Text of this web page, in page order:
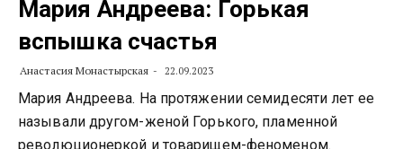
Мария Андреева: Горькая
вспышка счастья
Анастасия Монастырская 22.09.2023
Мария Андреева. На протяжении семидесяти лет ее
называли другом-женой Горького, пламенной
революционеркой и товарищем-феноменом.